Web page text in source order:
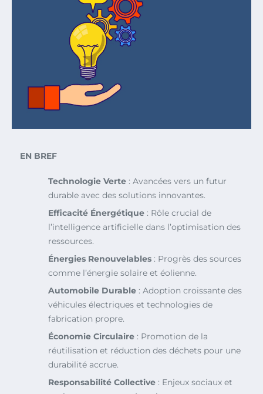
EN BREF
Technologie Verte : Avancées vers un futur
durable avec des solutions innovantes.
Efficacité Énergétique : Rôle crucial de
l’intelligence artificielle dans l’optimisation des
ressources.
Énergies Renouvelables : Progrès des sources
comme l’énergie solaire et éolienne.
Automobile Durable : Adoption croissante des
véhicules électriques et technologies de
fabrication propre.
Économie Circulaire : Promotion de la
réutilisation et réduction des déchets pour une
durabilité accrue.
Responsabilité Collective : Enjeux sociaux et